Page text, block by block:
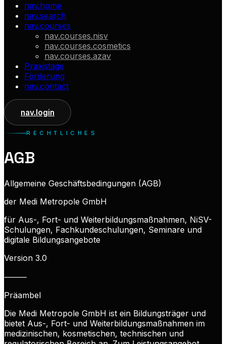
nav.home
nav.search
nav.courses
nav.courses.nisv
nav.courses.cosmetics
nav.courses.azav
Praxistage
Förderung
nav.contact
nav.login
RECHTLICHES
AGB
Allgemeine Geschäftsbedingungen (AGB)
der Medi Metropole GmbH
für Aus-, Fort- und Weiterbildungsmaßnahmen, NiSV-
Schulungen, Fachkundeschulungen, Seminare und
digitale Bildungsangebote
Version 3.0
⸻
Präambel
Die Medi Metropole GmbH ist ein Bildungsträger und
bietet Aus-, Fort- und Weiterbildungsmaßnahmen im
medizinischen, kosmetischen, technischen und